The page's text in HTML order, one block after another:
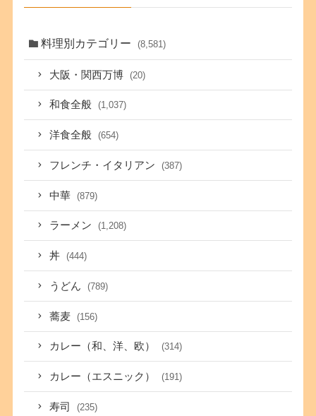
料理別カテゴリー (8,581)
大阪・関西万博 (20)
和食全般 (1,037)
洋食全般 (654)
フレンチ・イタリアン (387)
中華 (879)
ラーメン (1,208)
丼 (444)
うどん (789)
蕎麦 (156)
カレー（和、洋、欧） (314)
カレー（エスニック） (191)
寿司 (235)